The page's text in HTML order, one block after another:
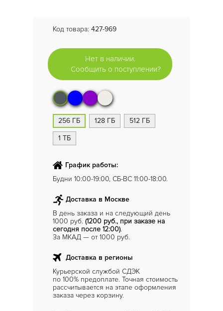
Код товара: 427-969
Нет в наличии.
Сообщить о поступлении?
256 ГБ 128 ГБ 512 ГБ
1 ТБ
График работы:
Будни 10:00-19:00, СБ-ВС 11:00-18:00.
Доставка в Москве
В день заказа и на следующий день
1000 руб. (1200 руб., при заказе на
сегодня после 12:00).
За МКАД — от 1000 руб.
Доставка в регионы
Курьерской службой СДЭК
по 100% предоплате. Точная стоимость
рассчитывается на этапе оформления
заказа через корзину.